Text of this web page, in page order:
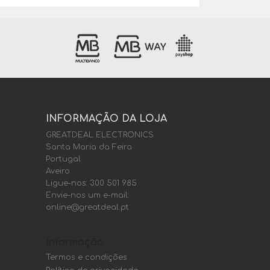
INFORMAÇÃO DA LOJA
GREATDEAL ELECTRONICS
Santa Maria da Feira
Portugal
Aveiro
Ligue-nos: 300 501 985
Envie-nos um e-mail:
online@greatdeal.pt
Termos e condições